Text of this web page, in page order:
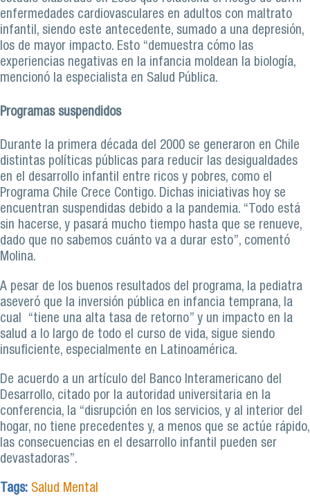
enfermedades cardiovasculares en adultos con maltrato
infantil, siendo este antecedente, sumado a una depresión,
los de mayor impacto. Esto “demuestra cómo las
experiencias negativas en la infancia moldean la biología,
mencionó la especialista en Salud Pública.
Programas suspendidos
Durante la primera década del 2000 se generaron en Chile
distintas políticas públicas para reducir las desigualdades
en el desarrollo infantil entre ricos y pobres, como el
Programa Chile Crece Contigo. Dichas iniciativas hoy se
encuentran suspendidas debido a la pandemia. “Todo está
sin hacerse, y pasará mucho tiempo hasta que se renueve,
dado que no sabemos cuánto va a durar esto”, comentó
Molina.
A pesar de los buenos resultados del programa, la pediatra
aseveró que la inversión pública en infancia temprana, la
cual “tiene una alta tasa de retorno” y un impacto en la
salud a lo largo de todo el curso de vida, sigue siendo
insuficiente, especialmente en Latinoamérica.
De acuerdo a un artículo del Banco Interamericano del
Desarrollo, citado por la autoridad universitaria en la
conferencia, la “disrupción en los servicios, y al interior del
hogar, no tiene precedentes y, a menos que se actúe rápido,
las consecuencias en el desarrollo infantil pueden ser
devastadoras”.
Tags: Salud Mental